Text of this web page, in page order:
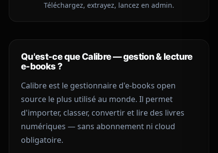
Téléchargez, extrayez, lancez en admin.
Qu'est-ce que Calibre — gestion & lecture
e-books ?
Calibre est le gestionnaire d'e-books open
source le plus utilisé au monde. Il permet
d'importer, classer, convertir et lire des livres
numériques — sans abonnement ni cloud
obligatoire.